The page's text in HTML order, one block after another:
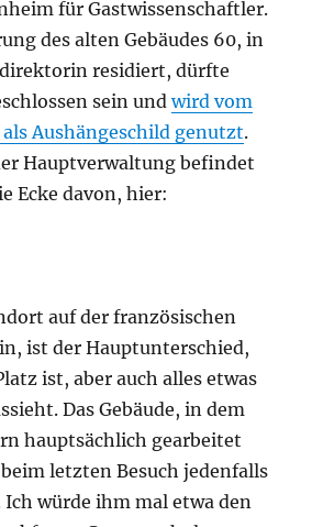
für Gastwissenschaftler.
des alten Gebäudes 60, in
residiert, dürfte
sein undwird vom
Aushängeschild genutzt.
Hauptverwaltung befindet
Ecke davon, hier:
auf der französischen
ist der Hauptunterschied,
ist, aber auch alles etwas
Das Gebäude, in dem
hauptsächlich gearbeitet
letzten Besuch jedenfalls
würde ihm mal etwa den